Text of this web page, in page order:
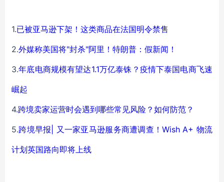
1.已被亚马逊下架！这类商品在法国明令禁售
2.外媒称美国将"封杀"阿里！特朗普：假新闻！
3.年底电商规模有望达1.1万亿泰铢？疫情下泰国电商飞速
崛起
4.跨境卖家运营时会遇到哪些常见风险？如何防范？
5.跨境早报| 又一家亚马逊服务商遭调查！Wish A+ 物流
计划英国路向即将上线